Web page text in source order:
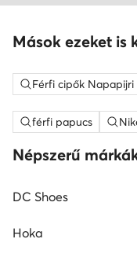
Mások ezeket is
Férfi cipők Napapijri
férfi papucs
Népszerű
DC Shoes
Hoka